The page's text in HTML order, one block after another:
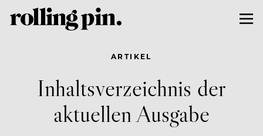
ARTIKEL
Inhaltsverzeichnis der
aktuellen Ausgabe